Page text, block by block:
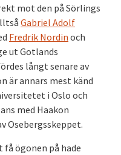
mot den på Sörlings
Gabriel Adolf
Fredrik Nordin och
ut Gotlands
långt senare av
är annars mest känd
i Oslo och
med Haakon
Osebergsskeppet.
ögonen på hade